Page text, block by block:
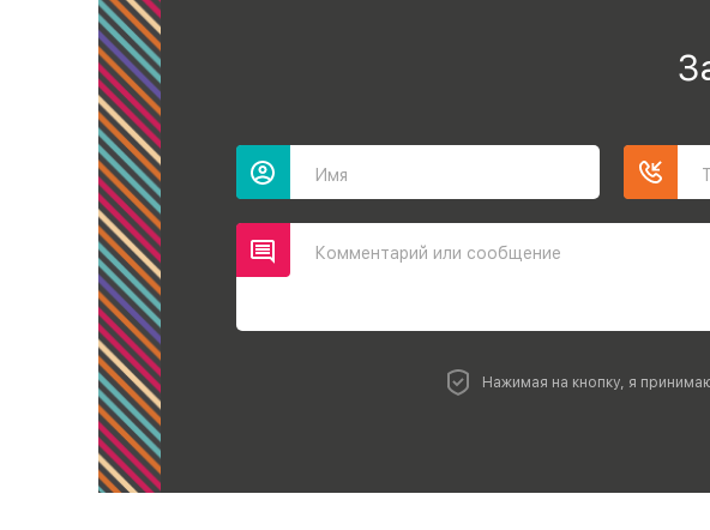
Имя
Комментарий или сообщение
Нажимая на кнопку, я